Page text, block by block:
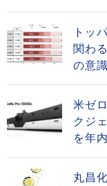
トッ
関わ
の意
米ゼ
クジ
を年
丸昌